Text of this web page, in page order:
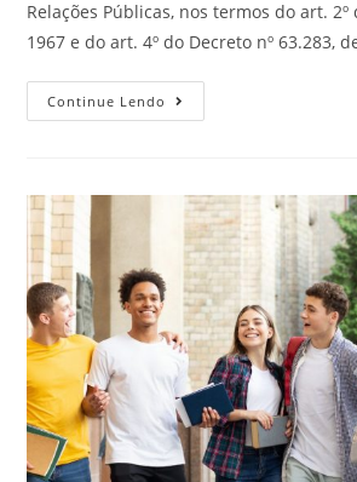
Relações Públicas, nos termos do art. 2º
1967 e do art. 4º do Decreto nº 63.283,
Continue Lendo